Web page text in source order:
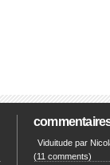
Viduitude par
(11 comments)